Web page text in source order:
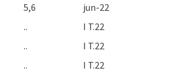
5,6
jun-22
..
I T.22
..
I T.22
..
I T.22